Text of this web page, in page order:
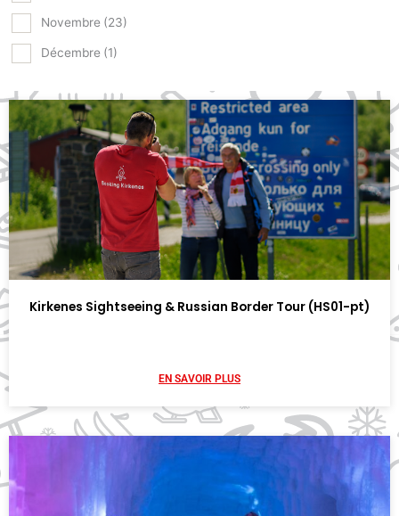
Novembre (23)
Décembre (1)
Kirkenes Sightseeing & Russian Border Tour (HS01-pt)
EN SAVOIR PLUS